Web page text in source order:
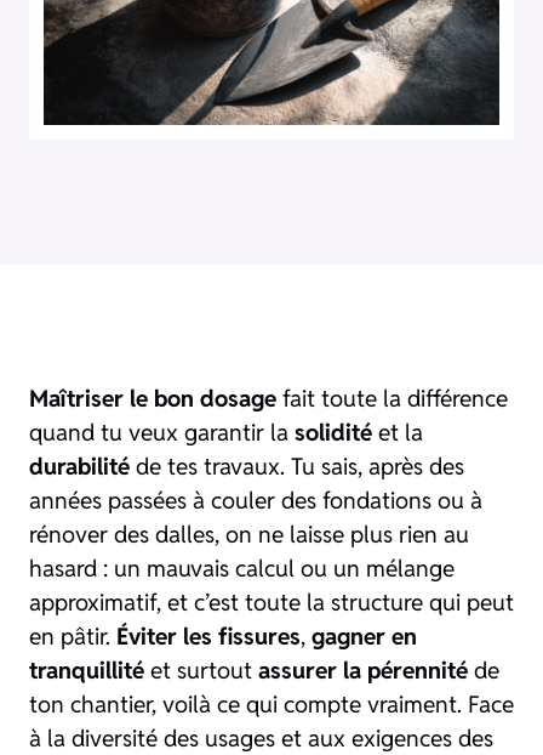
Maîtriser le bon dosage fait toute la différence
quand tu veux garantir la solidité et la
durabilité de tes travaux. Tu sais, après des
années passées à couler des fondations ou à
rénover des dalles, on ne laisse plus rien au
hasard : un mauvais calcul ou un mélange
approximatif, et c’est toute la structure qui peut
en pâtir. Éviter les fissures, gagner en
tranquillité et surtout assurer la pérennité de
ton chantier, voilà ce qui compte vraiment. Face
à la diversité des usages et aux exigences des